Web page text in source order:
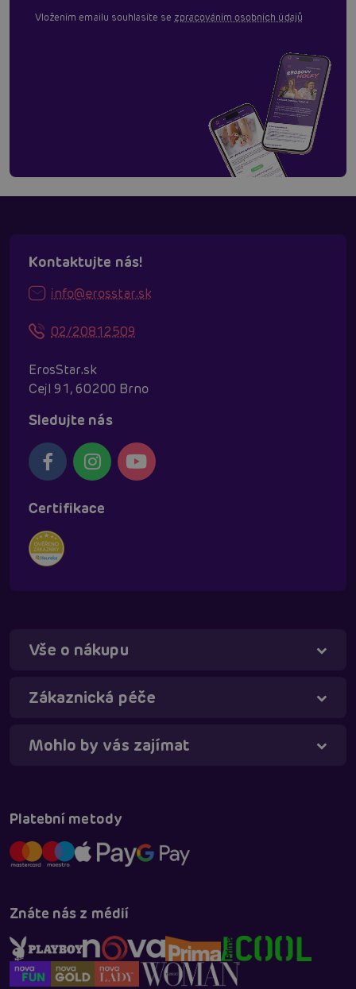
Vložením emailu souhlasíte se zpracováním osobních údajů
Kontaktujte nás!
info@erosstar.sk
02/20812509
ErosStar.sk
Cejl 91, 60200 Brno
Sledujte nás
Certifikace
Vše o nákupu
Zákaznická péče
Mohlo by vás zajímat
Platební metody
Znáte nás z médií
Táňa - virtuální asistentka